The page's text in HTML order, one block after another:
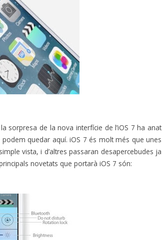
sorpresa de la nova interfície de l’iOS 7 ha anat
quedar aquí. iOS 7 és molt més que unes
vista, i d’altres passaran desapercebudes ja
novetats que portarà iOS 7 són: